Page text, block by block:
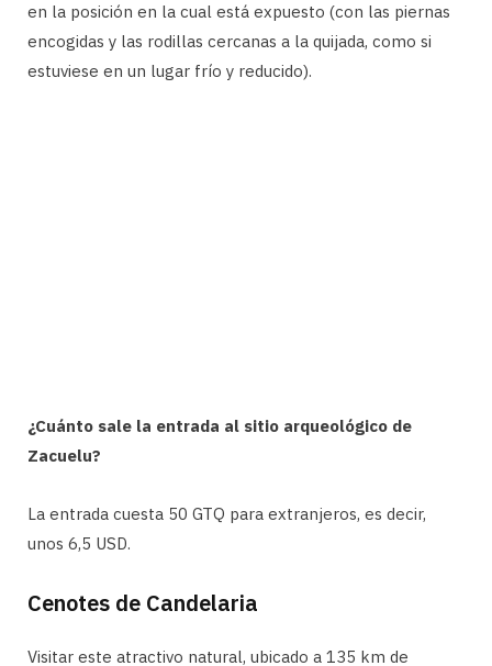
en la posición en la cual está expuesto (con las piernas
encogidas y las rodillas cercanas a la quijada, como si
estuviese en un lugar frío y reducido).
¿Cuánto sale la entrada al sitio arqueológico de
Zacuelu?
La entrada cuesta 50 GTQ para extranjeros, es decir,
unos 6,5 USD.
Cenotes de Candelaria
Visitar este atractivo natural, ubicado a 135 km de